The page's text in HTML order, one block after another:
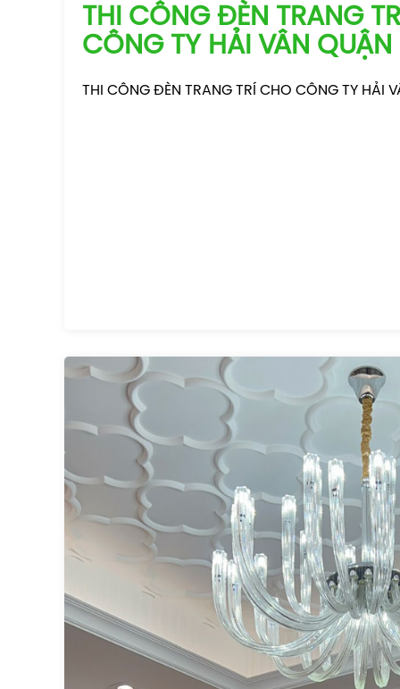
THI CÔNG ĐÈN TRANG
CÔNG TY HẢI VÂN QUẬN
THI CÔNG ĐÈN TRANG TRÍ CHO CÔNG TY HẢI